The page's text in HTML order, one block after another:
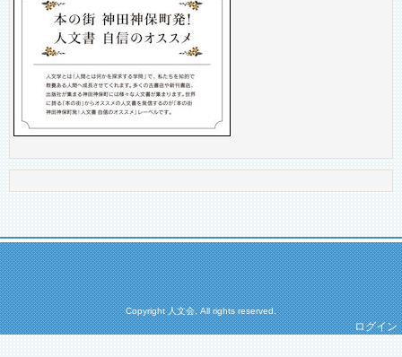
Copyright 人文会, All rights reserved.
ログイン